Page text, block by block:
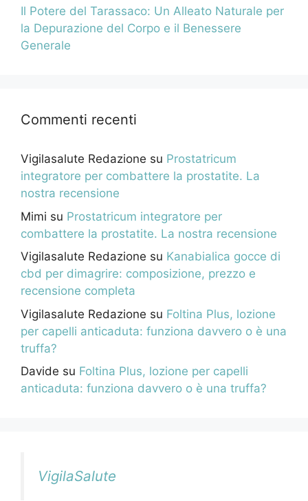
Il Potere del Tarassaco: Un Alleato Naturale per
la Depurazione del Corpo e il Benessere
Generale
Commenti recenti
Vigilasalute Redazione su Prostatricum
integratore per combattere la prostatite. La
nostra recensione
Mimi su Prostatricum integratore per
combattere la prostatite. La nostra recensione
Vigilasalute Redazione su Kanabialica gocce di
cbd per dimagrire: composizione, prezzo e
recensione completa
Vigilasalute Redazione su Foltina Plus, lozione
per capelli anticaduta: funziona davvero o è una
truffa?
Davide su Foltina Plus, lozione per capelli
anticaduta: funziona davvero o è una truffa?
VigilaSalute